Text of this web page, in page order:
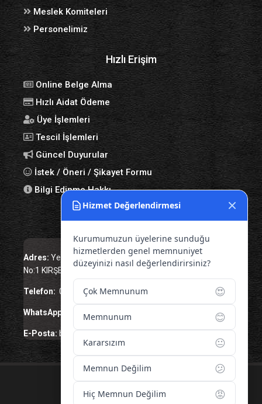
Meslek Komiteleri
Personelimiz
Hızlı Erişim
Online Belge Alma
Hızlı Aidat Ödeme
Üye İşlemleri
Tescil İşlemleri
Güncel Duyurular
İstek / Öneri / Şikayet Formu
Bilgi Edinme Hakkı
Bize Ulaşın
Adres: Yenice Mah. Atatürk Cad. Tüccarlar İşhanı Kat:1
No:1 KIRŞEHİR / TÜRKİYE
Telefon: 0 386 213 11 86
WhatsApp: 0 544 213 11 86
E-Posta: bilgi@kirsehirtso.org.tr
© 2026 – Tüm Hakları Saklıdır.
Hizmet Değerlendirmesi
Kurumumuzun üyelerine sunduğu
hizmetlerden genel memnuniyet
düzeyinizi nasıl değerlendirirsiniz?
Çok Memnunum 😍
Memnunum 😊
Kararsızım 😐
Memnun Değilim 😕
Hiç Memnun Değilim 😡